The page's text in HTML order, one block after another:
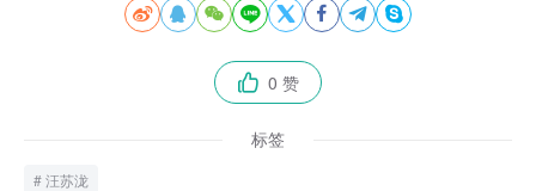
       
 0 赞
标签
汪苏泷